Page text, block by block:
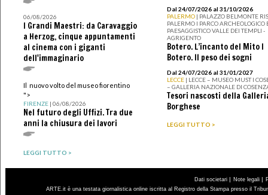
06/08/2026
I Grandi Maestri: da Caravaggio
a Herzog, cinque appuntamenti
al cinema con i giganti
dell'immaginario
Il nuovo volto del museo fiorentino
">
FIRENZE| 06/08/2026
Nel futuro degli Uffizi. Tra due
anni la chiusura dei lavori
LEGGI TUTTO >
Dal 24/07/2026 al 31/10/2026
PALERMO | PALAZZO BELMONTE
PALERMO I PARCO ARCHEOLOGICO
PAESAGGISTICO VALLE DEI TEMPLI -
AGRIGENTO
Botero. L’incanto del Mito I
Botero. Il peso dei sogni
Dal 24/07/2026 al 31/01/2027
LECCE | LECCE – MUSEO MUST I
– GALLERIA NAZIONALE DI
Tesori nascosti della
Borghese
LEGGI TUTTO >
Dati societari | Note legali |
ARTE.it è una testata giornalistica online iscritta al Registro della Stampa presso il